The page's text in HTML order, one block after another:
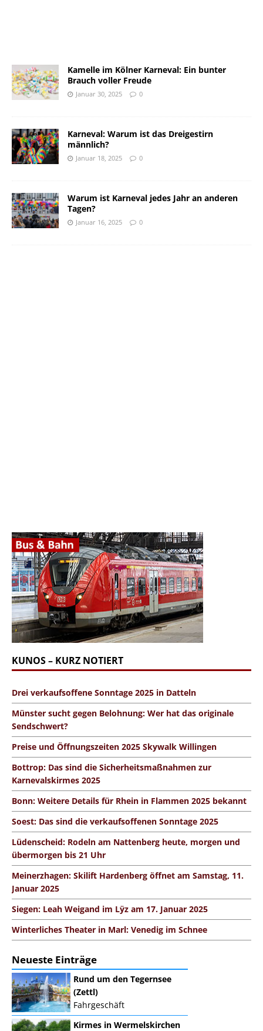
Kamelle im Kölner Karneval: Ein bunter
Brauch voller Freude
Januar 30, 2025 0
Karneval: Warum ist das Dreigestirn
männlich?
Januar 18, 2025 0
Warum ist Karneval jedes Jahr an anderen
Tagen?
Januar 16, 2025 0
KUNOS – KURZ NOTIERT
Drei verkaufsoffene Sonntage 2025 in Datteln
Münster sucht gegen Belohnung: Wer hat das originale
Sendschwert?
Preise und Öffnungszeiten 2025 Skywalk Willingen
Bottrop: Das sind die Sicherheitsmaßnahmen zur
Karnevalskirmes 2025
Bonn: Weitere Details für Rhein in Flammen 2025 bekannt
Soest: Das sind die verkaufsoffenen Sonntage 2025
Lüdenscheid: Rodeln am Nattenberg heute, morgen und
übermorgen bis 21 Uhr
Meinerzhagen: Skilift Hardenberg öffnet am Samstag, 11.
Januar 2025
Siegen: Leah Weigand im Lÿz am 17. Januar 2025
Winterliches Theater in Marl: Venedig im Schnee
Neueste Einträge
Rund um den Tegernsee
(Zettl)
Fahrgeschäft
Kirmes in Wermelskirchen